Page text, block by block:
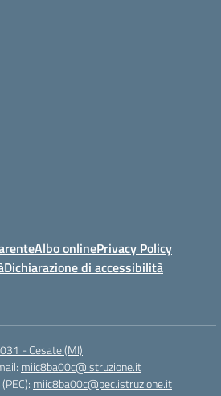
Albo onlinePrivacy Policy
Dichiarazione di accessibilità
- Cesate (MI)
miic8ba00c@istruzione.it
miic8ba00c@pec.istruzione.it